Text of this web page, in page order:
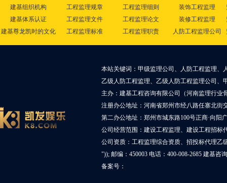
建基组织机构
建基体系认证
建基尊龙凯时的文化
工程监理规章
工程监理文件
工程监理标准
工程监理细则
工程监理论文
工程监理职责
装饰工程监理
装修工程监理
人防工程监理公司
本站关键词：甲级监理公司、人防工程监理、
乙级人防工程监理、乙级人防工程监理公司、
主办：建基工程咨询有限公司（河南监理行业
注册办公地址：河南省郑州市经八路任寨北街
第二办公地址：郑州市城东路100号正商·向阳
公司经营范围：建设工程监理、建设工程招标
公司资质：工程监理综合资质、招投标代理乙
")); 邮编：450003 电话：400-008-2685 建基咨
备案号：